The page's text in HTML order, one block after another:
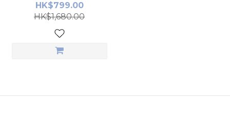
HK$799.00
HK$1,680.00